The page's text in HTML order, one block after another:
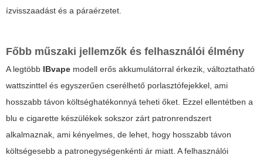
ízvisszaadást és a páraérzetet.
Főbb műszaki jellemzők és felhasználói élmény
A legtöbb IBvape modell erős akkumulátorral érkezik, változtatható
wattszinttel és egyszerűen cserélhető porlasztófejekkel, ami
hosszabb távon költséghatékonnyá teheti őket. Ezzel ellentétben a
blu e cigarette készülékek sokszor zárt patronrendszert
alkalmaznak, ami kényelmes, de lehet, hogy hosszabb távon
költségesebb a patronegységenkénti ár miatt. A felhasználói